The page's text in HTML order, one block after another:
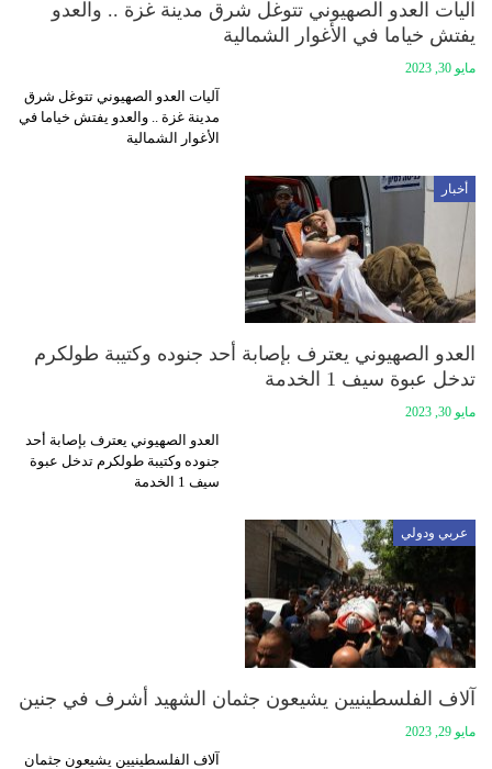
آليات العدو الصهيوني تتوغل شرق مدينة غزة .. والعدو
يفتش خياما في الأغوار الشمالية
مايو 30, 2023
آليات العدو الصهيوني تتوغل شرق
مدينة غزة .. والعدو يفتش خياما في
الأغوار الشمالية
أخبار
العدو الصهيوني يعترف بإصابة أحد جنوده وكتيبة طولكرم
تدخل عبوة سيف 1 الخدمة
مايو 30, 2023
العدو الصهيوني يعترف بإصابة أحد
جنوده وكتيبة طولكرم تدخل عبوة
سيف 1 الخدمة
عربي ودولي
آلاف الفلسطينيين يشيعون جثمان الشهيد أشرف في جنين
مايو 29, 2023
آلاف الفلسطينيين يشيعون جثمان